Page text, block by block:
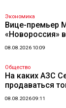
Экономика
Вице-премьер
«Новороссия»
08.08.2026 10:09
Общество
На каких АЗС
продаваться
08.08.2026 09:11